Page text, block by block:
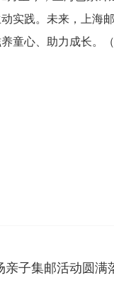
实践。未来，上海
童心、助力成长。（
子集邮活动圆满